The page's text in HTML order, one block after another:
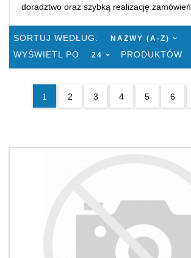
doradztwo oraz szybką realizację zamówień.
SORTUJ WEDŁUG: SORT
NAZWY (A-Z)
WYŚWIETL PO POP
24 PRODUKTÓW
1 2 3 4 5 6